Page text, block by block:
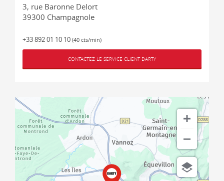
3, rue Baronne Delort
39300 Champagnole
+33 892 01 10 10 (40 cts/min)
CONTACTEZ LE SERVICE CLIENT DARTY